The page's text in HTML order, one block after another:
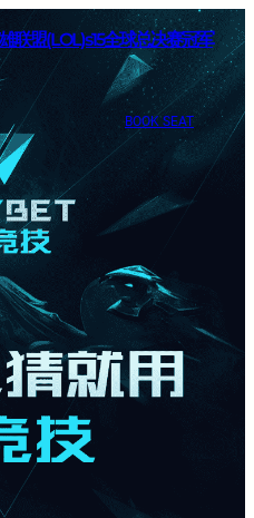
联盟(LOL)s15全球总决赛冠军
BOOK SEAT